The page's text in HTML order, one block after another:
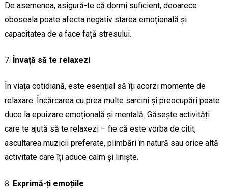
De asemenea, asigură-te că dormi suficient, deoarece
oboseala poate afecta negativ starea emoțională și
capacitatea de a face față stresului.
Învață să te relaxezi
În viața cotidiană, este esențial să îți acorzi momente de
relaxare. Încărcarea cu prea multe sarcini și preocupări poate
duce la epuizare emoțională și mentală. Găsește activități
care te ajută să te relaxezi – fie că este vorba de citit,
ascultarea muzicii preferate, plimbări în natură sau orice altă
activitate care îți aduce calm și liniște.
Exprimă-ți emoțiile